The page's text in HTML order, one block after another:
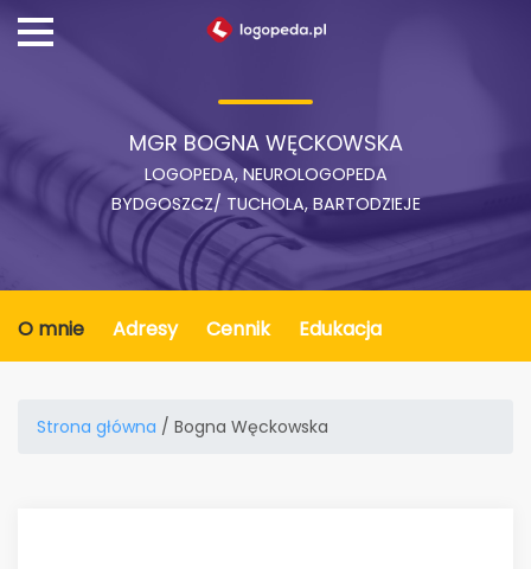
MGR BOGNA WĘCKOWSKA
LOGOPEDA, NEUROLOGOPEDA
BYDGOSZCZ/ TUCHOLA, BARTODZIEJE
O mnie Adresy Cennik Edukacja
Strona główna / Bogna Węckowska